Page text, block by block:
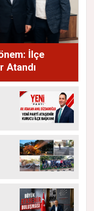
İlçe
Atandı